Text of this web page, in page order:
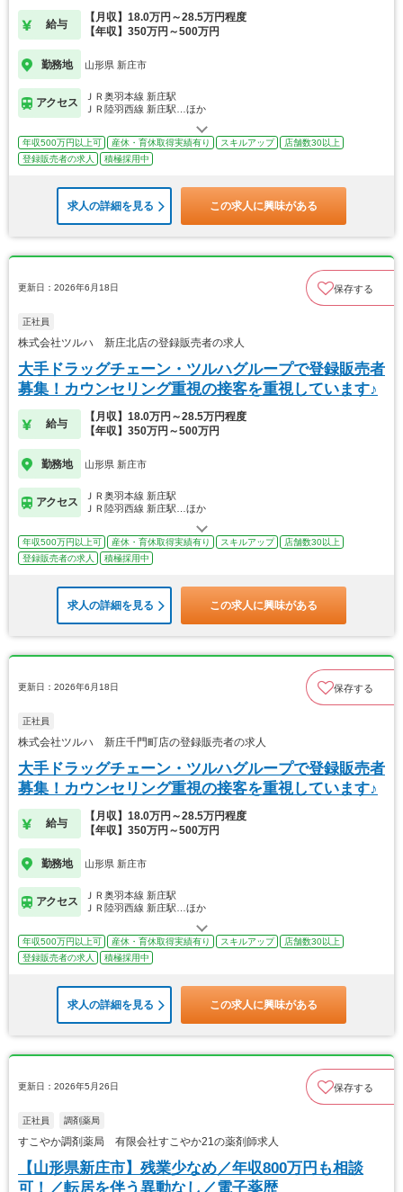
給与
【月収】18.0万円～28.5万円程度
【年収】350万円～500万円
勤務地 山形県 新庄市
アクセス
ＪＲ奥羽本線 新庄駅
ＪＲ陸羽西線 新庄駅…ほか
年収500万円以上可 産休・育休取得実績有り スキルアップ
店舗数30以上
登録販売者の求人
積極採用中
求人の詳細を見る この求人に興味がある
更新日：2026年6月18日 保存する
正社員
株式会社ツルハ 新庄北店の登録販売者の求人
大手ドラッグチェーン・ツルハグループで登録販売者
募集！カウンセリング重視の接客を重視しています♪
給与
【月収】18.0万円～28.5万円程度
【年収】350万円～500万円
勤務地 山形県 新庄市
アクセス
ＪＲ奥羽本線 新庄駅
ＪＲ陸羽西線 新庄駅…ほか
年収500万円以上可 産休・育休取得実績有り スキルアップ
店舗数30以上
登録販売者の求人
積極採用中
求人の詳細を見る この求人に興味がある
更新日：2026年6月18日 保存する
正社員
株式会社ツルハ 新庄千門町店の登録販売者の求人
大手ドラッグチェーン・ツルハグループで登録販売者
募集！カウンセリング重視の接客を重視しています♪
給与
【月収】18.0万円～28.5万円程度
【年収】350万円～500万円
勤務地 山形県 新庄市
アクセス
ＪＲ奥羽本線 新庄駅
ＪＲ陸羽西線 新庄駅…ほか
年収500万円以上可 産休・育休取得実績有り スキルアップ
店舗数30以上
登録販売者の求人
積極採用中
求人の詳細を見る この求人に興味がある
更新日：2026年5月26日 保存する
正社員 調剤薬局
すこやか調剤薬局 有限会社すこやか21の薬剤師求人
【山形県新庄市】残業少なめ／年収800万円も相談
可！／転居を伴う異動なし／電子薬歴